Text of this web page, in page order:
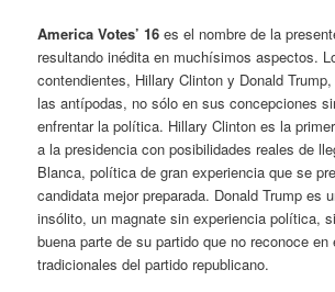
America Votes’ 16 es el nombre de la
resultando inédita en muchísimos aspectos.
contendientes, Hillary Clinton y Donald
las antípodas, no sólo en sus concepciones
enfrentar la política. Hillary Clinton es la
a la presidencia con posibilidades reales de
Blanca, política de gran experiencia que se
candidata mejor preparada. Donald Trump es
insólito, un magnate sin experiencia política,
buena parte de su partido que no reconoce en
tradicionales del partido republicano.